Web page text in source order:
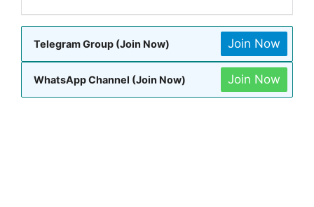
Telegram Group (Join Now) Join Now
WhatsApp Channel (Join Now) Join Now